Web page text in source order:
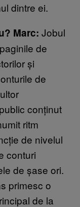
dintre ei.
Marc: Jobul
de
și
de
conținut
ritm
de nivelul
conturi
de șase ori.
primesc o
de la